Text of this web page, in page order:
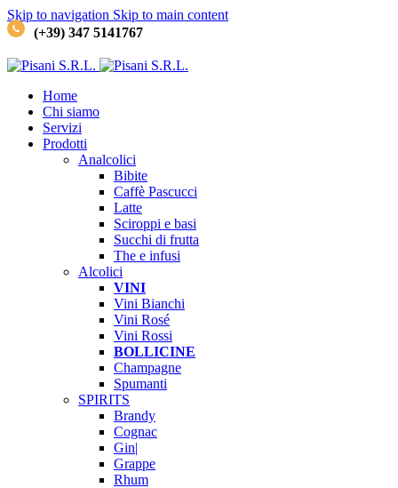
Skip to navigation Skip to main content
(+39) 347 5141767
Home
Chi siamo
Servizi
Prodotti
Analcolici
Bibite
Caffè Pascucci
Latte
Sciroppi e basi
Succhi di frutta
The e infusi
Alcolici
VINI
Vini Bianchi
Vini Rosé
Vini Rossi
BOLLICINE
Champagne
Spumanti
SPIRITS
Brandy
Cognac
Gin|
Grappe
Rhum